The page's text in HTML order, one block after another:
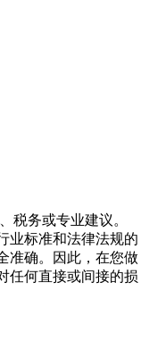
税务或专业建议。
业标准和法律法规的
准确。因此，在您做
任何直接或间接的损